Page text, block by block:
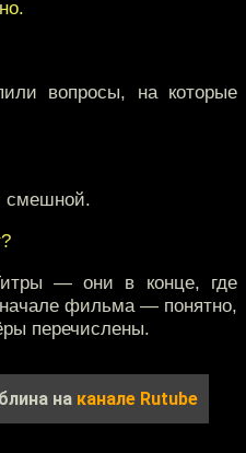
вопросы, на которые
смешной.
— они в конце, где
фильма — понятно,
перечислены.
на канале Rutube